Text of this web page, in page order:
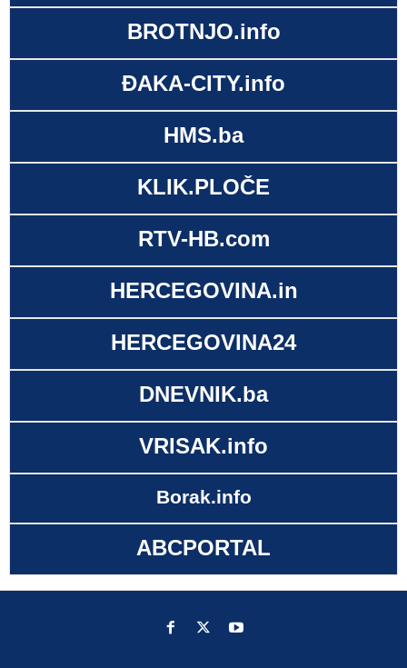
BROTNJO.info
ĐAKA-CITY.info
HMS.ba
KLIK.PLOČE
RTV-HB.com
HERCEGOVINA.in
HERCEGOVINA24
DNEVNIK.ba
VRISAK.info
Borak.info
ABCPORTAL